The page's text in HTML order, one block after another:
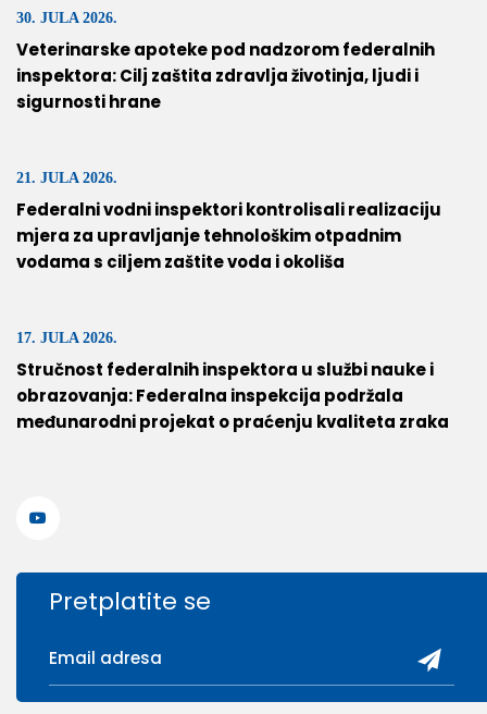
30. JULA 2026.
Veterinarske apoteke pod nadzorom federalnih
inspektora: Cilj zaštita zdravlja životinja, ljudi i
sigurnosti hrane
21. JULA 2026.
Federalni vodni inspektori kontrolisali realizaciju
mjera za upravljanje tehnološkim otpadnim
vodama s ciljem zaštite voda i okoliša
17. JULA 2026.
Stručnost federalnih inspektora u službi nauke i
obrazovanja: Federalna inspekcija podržala
međunarodni projekat o praćenju kvaliteta zraka
Pretplatite se